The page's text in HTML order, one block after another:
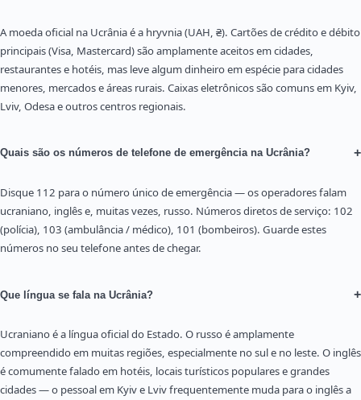
A moeda oficial na Ucrânia é a hryvnia (UAH, ₴). Cartões de crédito e débito
principais (Visa, Mastercard) são amplamente aceitos em cidades,
restaurantes e hotéis, mas leve algum dinheiro em espécie para cidades
menores, mercados e áreas rurais. Caixas eletrônicos são comuns em Kyiv,
Lviv, Odesa e outros centros regionais.
Quais são os números de telefone de emergência na Ucrânia? +
Disque 112 para o número único de emergência — os operadores falam
ucraniano, inglês e, muitas vezes, russo. Números diretos de serviço: 102
(polícia), 103 (ambulância / médico), 101 (bombeiros). Guarde estes
números no seu telefone antes de chegar.
Que língua se fala na Ucrânia? +
Ucraniano é a língua oficial do Estado. O russo é amplamente
compreendido em muitas regiões, especialmente no sul e no leste. O inglês
é comumente falado em hotéis, locais turísticos populares e grandes
cidades — o pessoal em Kyiv e Lviv frequentemente muda para o inglês a